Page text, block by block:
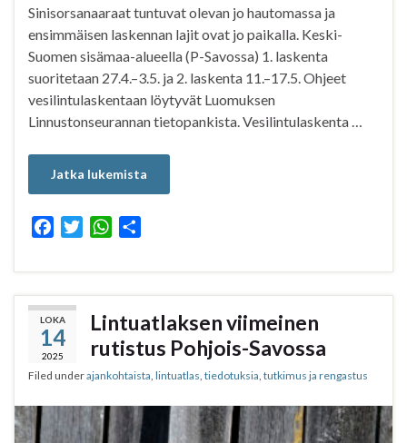
Sinisorsanaaraat tuntuvat olevan jo hautomassa ja
ensimmäisen laskennan lajit ovat jo paikalla. Keski-
Suomen sisämaa-alueella (P-Savossa) 1. laskenta
suoritetaan 27.4.–3.5. ja 2. laskenta 11.–17.5. Ohjeet
vesilintulaskentaan löytyvät Luomuksen
Linnustonseurannan tietopankista. Vesilintulaskenta …
Jatka lukemista
c
e
b
o
o
k
i
t
W
a
t
A
p
p
a
r
LOKA
14
2025
Lintuatlaksen viimeinen
rutistus Pohjois-Savossa
Filed underajankohtaista lintuatlas tiedotuksia tutkimus ja rengastus